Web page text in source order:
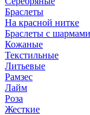
Браслеты
На красной нитке
Браслеты с шармами
Кожаные
Текстильные
Литьевые
Рамзес
Лайм
Роза
Жесткие